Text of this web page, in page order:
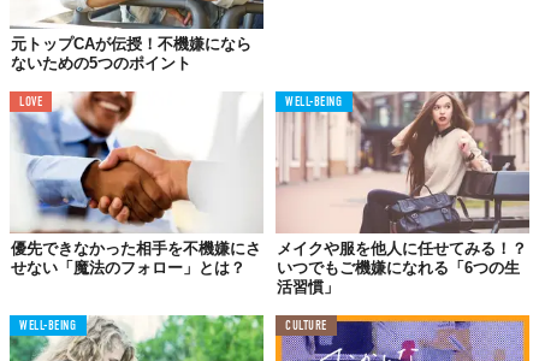
元トップCAが伝授！不機嫌になら
ないための5つのポイント
LOVE
優先できなかった相手を不機嫌にさ
せない「魔法のフォロー」とは？
WELL-BEING
メイクや服を他人に任せてみる！？
いつでもご機嫌になれる「6つの生
活習慣」
WELL-BEING CULTURE